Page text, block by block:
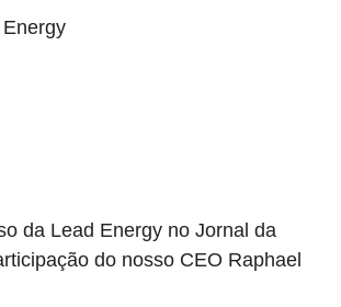
da Lead Energy no Jornal da
do nosso CEO Raphael